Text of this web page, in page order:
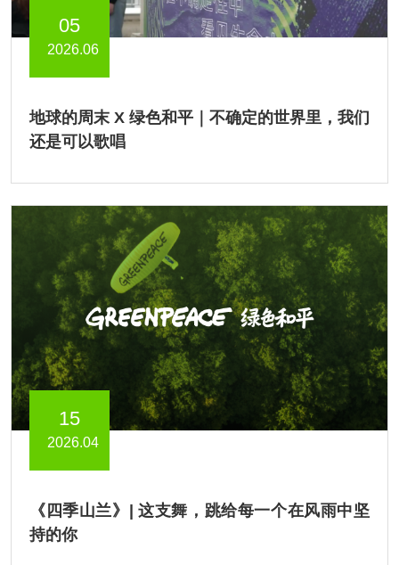
05
2026.06
地球的周末 X 绿色和平｜不确定的世界里，我们
还是可以歌唱
15
2026.04
《四季山兰》| 这支舞，跳给每一个在风雨中坚
持的你